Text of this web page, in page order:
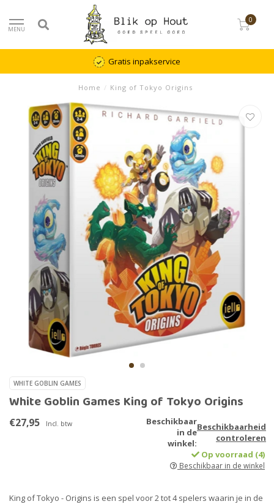
MENU
0
Gratis inpakservice
Home / King of Tokyo Origins
WHITE GOBLIN GAMES
White Goblin Games King of Tokyo Origins
€27,95 Incl. btw
Beschikbaar
in de
winkel:
Beschikbaarheid
controleren
Op voorraad (4)
Beschikbaar in de winkel
King of Tokyo - Origins is een spel voor 2 tot 4 spelers waarin je in de